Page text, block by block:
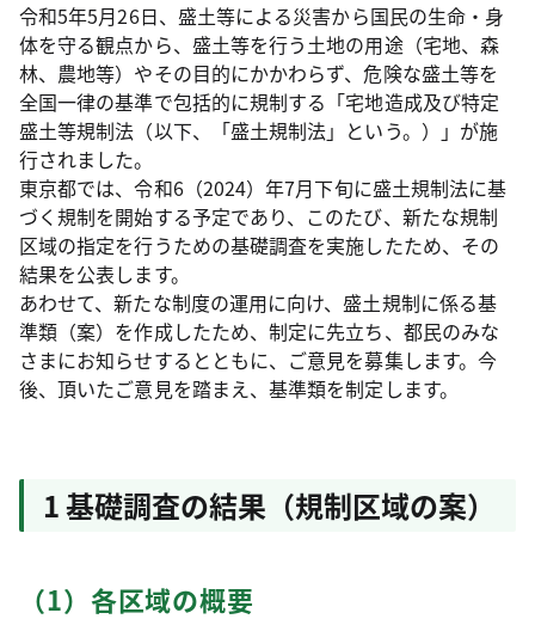
令和5年5月26日、盛土等による災害から国民の生命・身
体を守る観点から、盛土等を行う土地の用途（宅地、森
林、農地等）やその目的にかかわらず、危険な盛土等を
全国一律の基準で包括的に規制する「宅地造成及び特定
盛土等規制法（以下、「盛土規制法」という。）」が施
行されました。
東京都では、令和6（2024）年7月下旬に盛土規制法に基
づく規制を開始する予定であり、このたび、新たな規制
区域の指定を行うための基礎調査を実施したため、その
結果を公表します。
あわせて、新たな制度の運用に向け、盛土規制に係る基
準類（案）を作成したため、制定に先立ち、都民のみな
さまにお知らせするとともに、ご意見を募集します。今
後、頂いたご意見を踏まえ、基準類を制定します。
1 基礎調査の結果（規制区域の案）
（1）各区域の概要